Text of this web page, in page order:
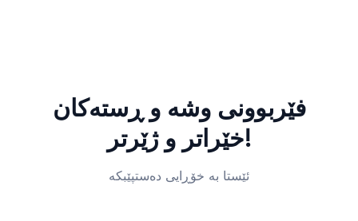
فێربوونی وشە و ڕستەکان
خێراتر و ژێرتر!
ئێستا بە خۆڕایی دەستپێبکە